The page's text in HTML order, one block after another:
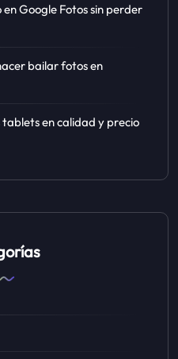
Google Fotos sin perder
bailar fotos en
tablets en calidad y precio